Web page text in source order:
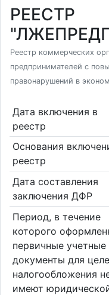
РЕЕСТР
Реестр коммерческих
предпринимателей с
правонарушений в
Дата включения в
реестр
Основания
реестр
Дата составления
заключения ДФР
Период, в течение
которого
первичные учетные
документы для
налогообложения
имеют